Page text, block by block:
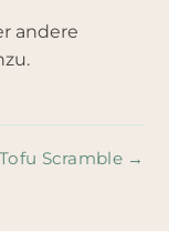
andere
Tofu Scramble→